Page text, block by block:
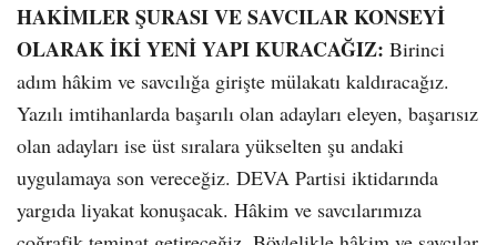
HAKİMLER ŞURASI VE SAVCILAR KONSEYİ
OLARAK İKİ YENİ YAPI KURACAĞIZ: Birinci
adım hâkim ve savcılığa girişte mülakatı kaldıracağız.
Yazılı imtihanlarda başarılı olan adayları eleyen, başarısız
olan adayları ise üst sıralara yükselten şu andaki
uygulamaya son vereceğiz. DEVA Partisi iktidarında
yargıda liyakat konuşacak. Hâkim ve savcılarımıza